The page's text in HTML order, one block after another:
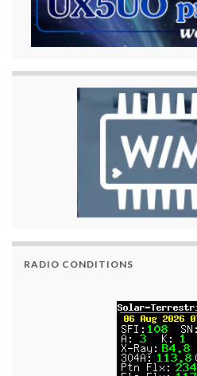
RADIO CONDITIONS